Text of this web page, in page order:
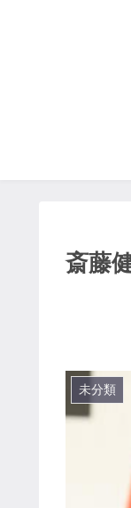
斎藤
未分類